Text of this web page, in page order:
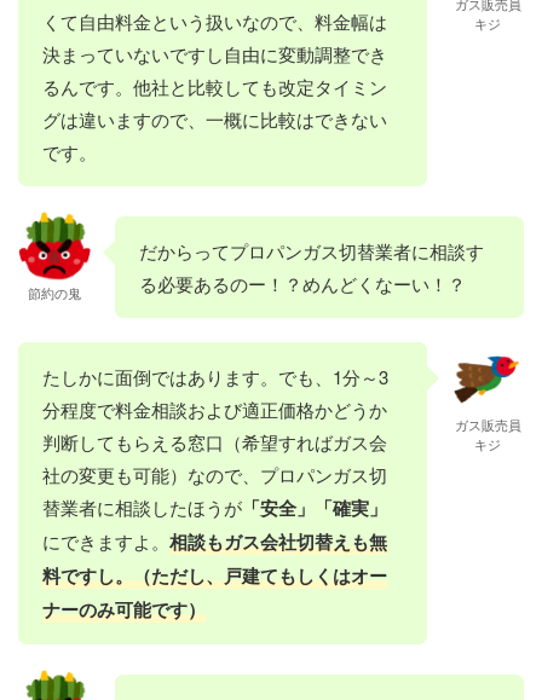
くて自由料金という扱いなので、料金幅は
決まっていないですし自由に変動調整でき
るんです。他社と比較しても改定タイミン
グは違いますので、一概に比較はできない
です。
キジ
節約の鬼
だからってプロパンガス切替業者に相談す
る必要あるのー！？めんどくなーい！？
たしかに面倒ではあります。でも、1分～3
分程度で料金相談および適正価格かどうか
判断してもらえる窓口（希望すればガス会
社の変更も可能）なので、プロパンガス切
替業者に相談したほうが 「安全」「確実」
にできますよ。 相談もガス会社切替えも無
料ですし。（ただし、戸建てもしくはオー
ナーのみ可能です）
ガス販売員
キジ